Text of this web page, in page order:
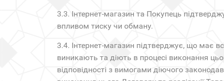
3.3. Інтернет-магазин та Покупець
впливом тиску чи обману.
3.4. Інтернет-магазин підтверджує, що має
виникають та діють в процесі виконання
відповідності з вимогами діючого